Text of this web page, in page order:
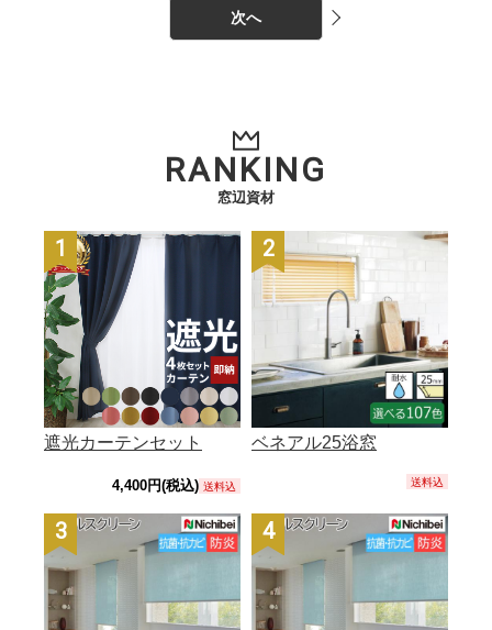
次へ
RANKING
窓辺資材
1
位
遮光カーテンセット
4,400円(税込) 送料込
2
位
ベネアル25浴窓
送料込
3
位
4
位